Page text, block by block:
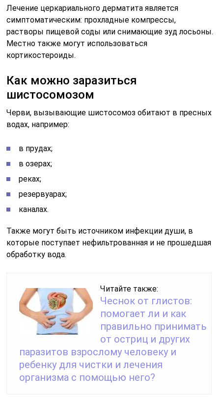
Лечение церкариального дерматита является
симптоматическим: прохладные компрессы,
растворы пищевой соды или снимающие зуд лосьоны.
Местно также могут использоваться
кортикостероиды.
Как можно заразиться
шистосомозом
Черви, вызывающие шистосомоз обитают в пресных
водах, например:
в прудах;
в озерах;
реках;
резервуарах;
каналах.
Также могут быть источником инфекции души, в
которые поступает нефильтрованная и не прошедшая
обработку вода.
Читайте также:
Чеснок от глистов:
помогает ли и как
правильно принимать
от остриц и других
паразитов взрослому человеку и
ребенку для чистки и лечения
организма с помощью него?